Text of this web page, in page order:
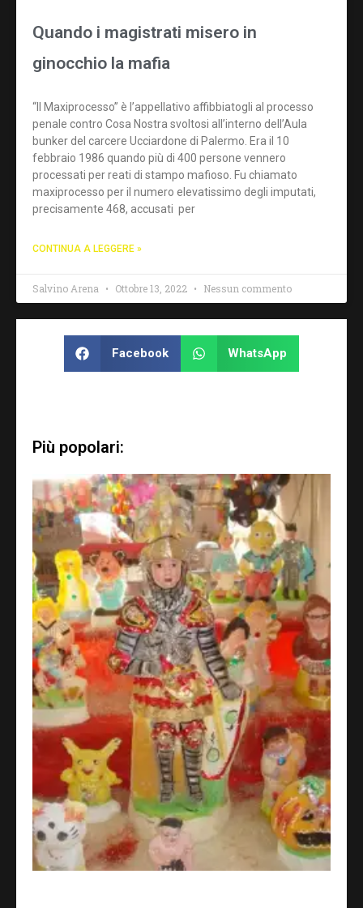
Quando i magistrati misero in
ginocchio la mafia
“Il Maxiprocesso” è l’appellativo affibbiatogli al processo
penale contro Cosa Nostra svoltosi all’interno dell’Aula
bunker del carcere Ucciardone di Palermo. Era il 10
febbraio 1986 quando più di 400 persone vennero
processati per reati di stampo mafioso. Fu chiamato
maxiprocesso per il numero elevatissimo degli imputati,
precisamente 468, accusati per
CONTINUA A LEGGERE »
Salvino Arena Ottobre 13, 2022 Nessun commento
Facebook WhatsApp
Più popolari: